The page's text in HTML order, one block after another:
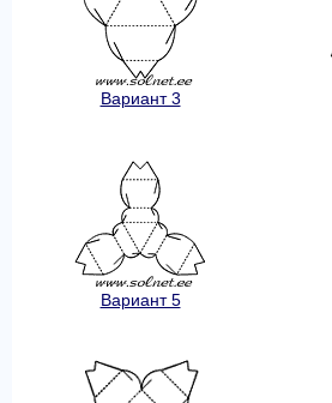
Вариант 3
Вариант 5